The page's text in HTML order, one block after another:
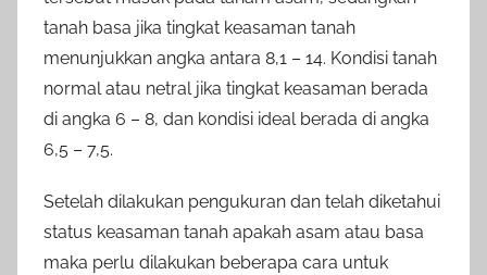
tanah basa jika tingkat keasaman tanah
menunjukkan angka antara 8,1 – 14. Kondisi tanah
normal atau netral jika tingkat keasaman berada
di angka 6 – 8, dan kondisi ideal berada di angka
6,5 – 7,5.
Setelah dilakukan pengukuran dan telah diketahui
status keasaman tanah apakah asam atau basa
maka perlu dilakukan beberapa cara untuk